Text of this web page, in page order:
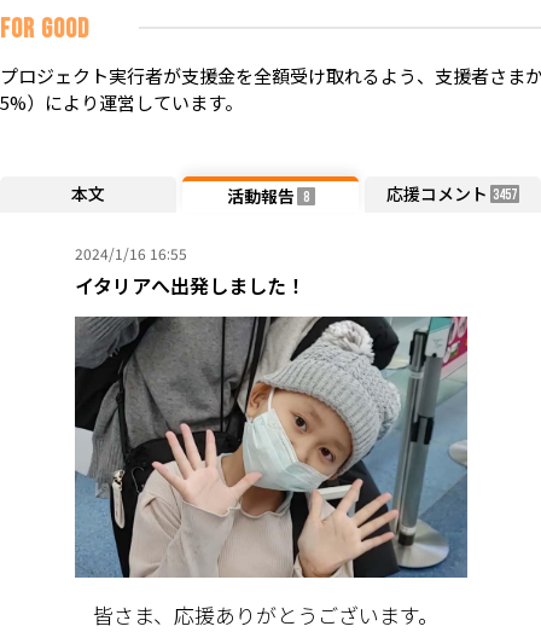
FOR GOOD
プロジェクト実行者が支援金を全額受け取れるよう、支援者さま
5%）により運営しています。
本文 活動報告 8 応援コメント 3457
2024/1/16 16:55
イタリアへ出発しました！
皆さま、応援ありがとうございます。